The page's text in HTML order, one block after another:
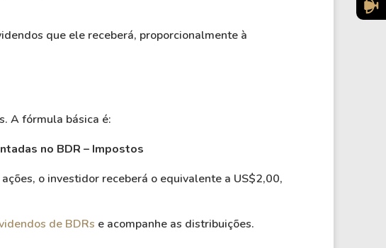
que ele receberá, proporcionalmente à
A fórmula básica é:
no BDR – Impostos
o investidor receberá o equivalente a US$2,00,
de BDRs e acompanhe as distribuições.